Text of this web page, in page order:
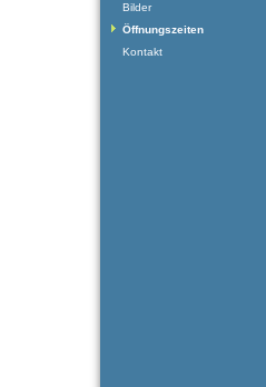
Bilder
Öffnungszeiten
Kontakt